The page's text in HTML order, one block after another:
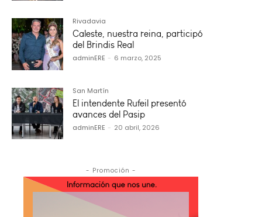
Rivadavia
Caleste, nuestra reina, participó
del Brindis Real
adminERE - 6 marzo, 2025
San Martín
El intendente Rufeil presentó
avances del Pasip
adminERE - 20 abril, 2026
- Promoción -